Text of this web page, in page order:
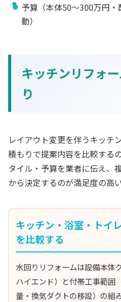
予算（本体50〜300万円
動）
キッチンリフォ
り
レイアウト変更を伴うキッチ
積もりで提案内容を比較する
タイル・予算を業者に伝え、
から決定するのが満足度の高
キッチン・浴室・トイ
を比較する
水回りリフォームは設備本体
ハイエンド）と付帯工事範囲
量・換気ダクトの移設）の組